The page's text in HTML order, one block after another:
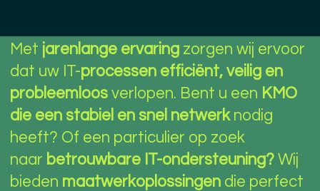
Met jarenlange ervaringzorgen wij ervoor
dat uw IT-processen efficiënt, veilig en
probleemloosverlopen. Bent u een KMO
die een stabiel en snel netwerknodig
heeft? Of een particulier op zoek
naar betrouwbare IT-ondersteuning?Wij
bieden maatwerkoplossingendie perfect